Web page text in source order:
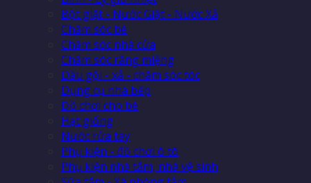
Bột giặt - Nước Giặt - Nước Xả
Chăm sóc bé
Chăm sóc nhà cửa
Chăm sóc răng miệng
Dầu gội - xả - chăm sóc tóc
Dụng cụ nhà bếp
Đồ chơi cho bé
Hạt giống
Nước rửa tay
Phụ kiện - đồ chơi ô tô
Phụ kiện nhà tắm, nhà vệ sinh